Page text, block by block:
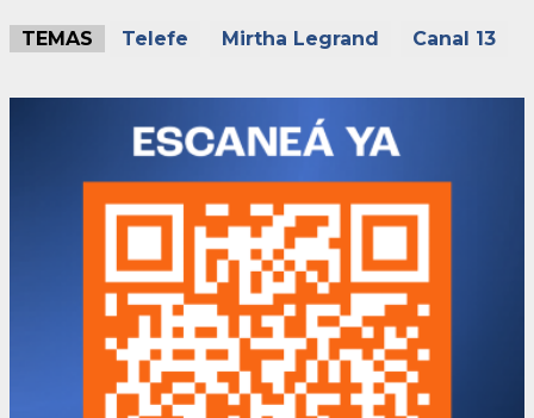
TEMAS Telefe Mirtha Legrand Canal 13